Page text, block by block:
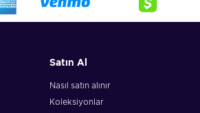
Satın Al
Nasıl satın alınır
Koleksiyonlar